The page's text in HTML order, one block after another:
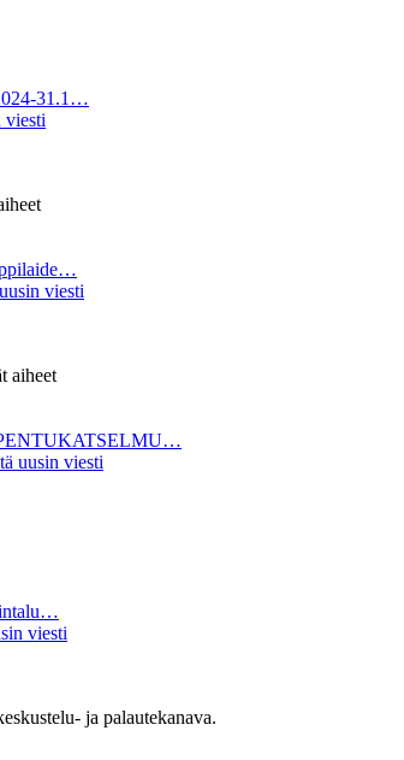
31.1…
viesti
viesti
aiheet
uusin viesti
viesti
ja palautekanava.